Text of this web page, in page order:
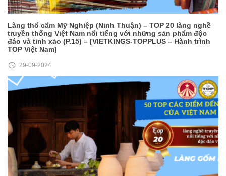
Làng thổ cẩm Mỹ Nghiệp (Ninh Thuận) – TOP 20 làng nghề
truyền thống Việt Nam nổi tiếng với những sản phẩm độc
đáo và tinh xảo (P.15) – [VIETKINGS-TOPPLUS – Hành trình
TOP Việt Nam]
29-09-2024